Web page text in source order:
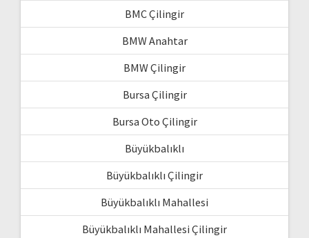
BMC Çilingir
BMW Anahtar
BMW Çilingir
Bursa Çilingir
Bursa Oto Çilingir
Büyükbalıklı
Büyükbalıklı Çilingir
Büyükbalıklı Mahallesi
Büyükbalıklı Mahallesi Çilingir